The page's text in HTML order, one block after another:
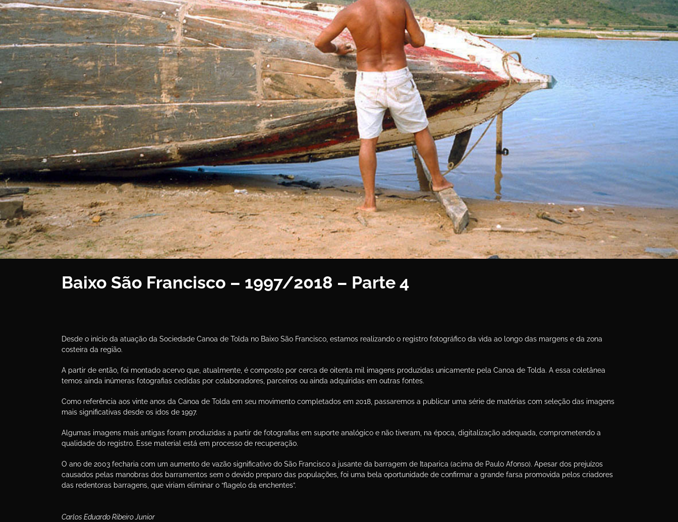
Baixo São Francisco – 1997/2018 – Parte 4
Desde o início da atuação da Sociedade Canoa de Tolda no Baixo São Francisco, estamos realizando o registro fotográfico da vida ao longo das margens e da zona
costeira da região.
A partir de então, foi montado acervo que, atualmente, é composto por cerca de oitenta mil imagens produzidas unicamente pela Canoa de Tolda. A essa coletânea
temos ainda inúmeras fotografias cedidas por colaboradores, parceiros ou ainda adquiridas em outras fontes.
Como referência aos vinte anos da Canoa de Tolda em seu movimento completados em 2018, passaremos a publicar uma série de matérias com seleção das imagens
mais significativas desde os idos de 1997.
Algumas imagens mais antigas foram produzidas a partir de fotografias em suporte analógico e não tiveram, na época, digitalização adequada, comprometendo a
qualidade do registro. Esse material está em processo de recuperação.
O ano de 2003 fecharia com um aumento de vazão significativo do São Francisco a jusante da barragem de Itaparica (acima de Paulo Afonso). Apesar dos prejuízos
causados pelas manobras dos barramentos sem o devido preparo das populações, foi uma bela oportunidade de confirmar a grande farsa promovida pelos criadores
das redentoras barragens, que viriam eliminar o “flagelo da enchentes”.
Carlos Eduardo Ribeiro Junior